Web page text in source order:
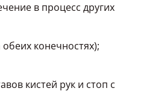
в процесс других
конечностях);
кистей рук и стоп с